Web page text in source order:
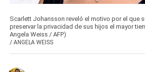
Scarlett Johansson reveló el motivo por el que
preservar la privacidad de sus hijos el mayor
Angela Weiss / AFP)
/ ANGELA WEISS